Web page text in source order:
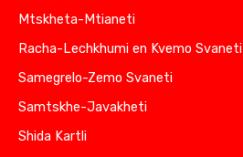
Mtskheta-Mtianeti
Racha-Lechkhumi en Kvemo Svaneti
Samegrelo-Zemo Svaneti
Samtskhe-Javakheti
Shida Kartli